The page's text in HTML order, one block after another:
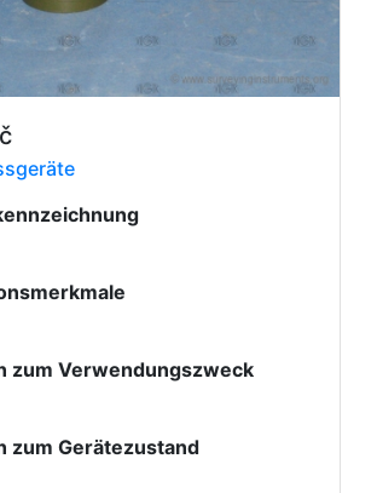
zum Verwendungszweck
zum Gerätezustand